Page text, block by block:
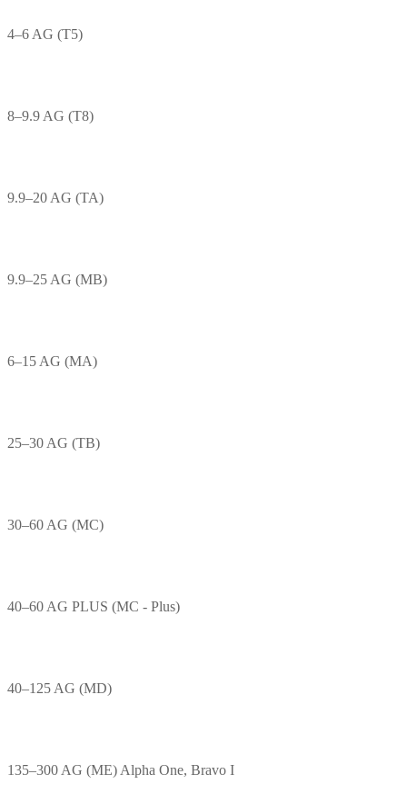
4–6 AG (T5)
8–9.9 AG (T8)
9.9–20 AG (TA)
9.9–25 AG (MB)
6–15 AG (MA)
25–30 AG (TB)
30–60 AG (MC)
40–60 AG PLUS (MC - Plus)
40–125 AG (MD)
135–300 AG (ME) Alpha One, Bravo I